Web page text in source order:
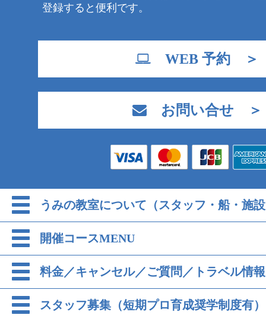
登録すると便利です。
WEB 予約 ＞
お問い合せ ＞
うみの教室について（スタッフ・船・施
開催コースMENU
料金／キャンセル／ご質問／トラベル情報
スタッフ募集（短期プロ育成奨学制度有）